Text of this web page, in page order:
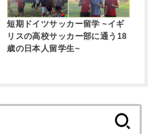
短期ドイツサッカー留学 ~イギ
リスの高校サッカー部に通う18
歳の日本人留学生~